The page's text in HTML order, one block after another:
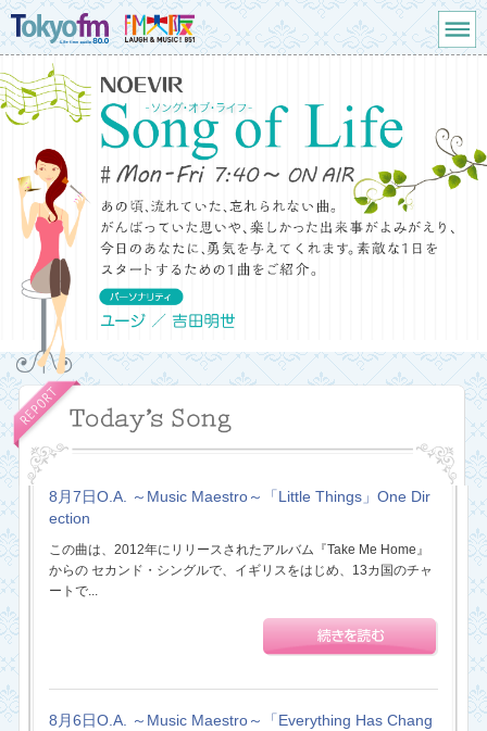
8月7日O.A. ～Music Maestro～「Little Things」One Dir
ection
この曲は、2012年にリリースされたアルバム『Take Me Home』
からの セカンド・シングルで、イギリスをはじめ、13カ国のチャ
ートで...
8月6日O.A. ～Music Maestro～「Everything Has Chang